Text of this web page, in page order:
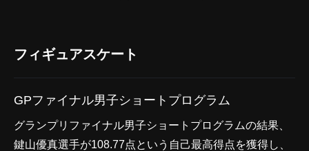
フィギュアスケート
GPファイナル男子ショートプログラム
グランプリファイナル男子ショートプログラムの結果、
鍵山優真選手が108.77点という自己最高得点を獲得し、